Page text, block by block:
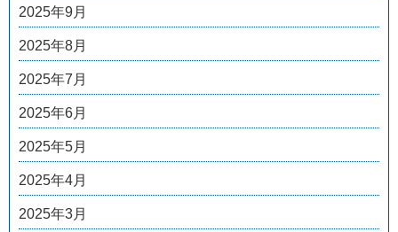
2025年9月
2025年8月
2025年7月
2025年6月
2025年5月
2025年4月
2025年3月